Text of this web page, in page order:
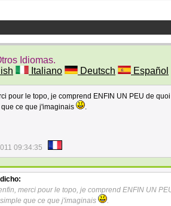
Idiomas.
Italiano Deutsch Español
pour le topo, je comprend ENFIN UN PEU de
ce que j'imaginais
.
09:34:35
merci pour le topo, je comprend ENFIN UN
que ce que j'imaginais
.